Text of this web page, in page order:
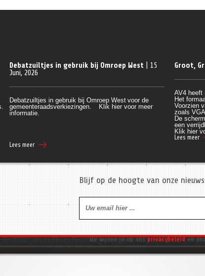
Debatzuiltjes in gebruik bij Omroep West | 15
Juni, 2026
Debatzuiltjes in gebruik bij Omroep West voor de
gemeenteraadsverkiezingen.
Klik hier voor meer
informatie.
Lees meer
Groot,
AV4 heeft
Het
Voorzien
zoals
De
een
Klik hier
Lees meer
Blijf op de hoogte van onze
We wijzen je op onsprivacybeleiden